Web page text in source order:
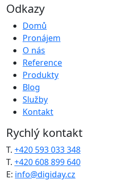
Odkazy
Domů
Pronájem
O nás
Reference
Produkty
Blog
Služby
Kontakt
Rychlý kontakt
T. +420 593 033 348
T. +420 608 899 640
E: info@digiday.cz